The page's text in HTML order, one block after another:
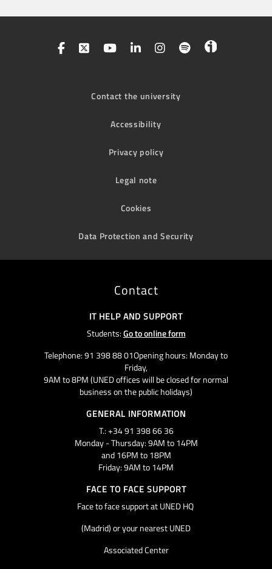
Contact the university
Accessibility
Privacy policy
Legal note
Cookies
Data Protection and Security
Contact
IT HELP AND SUPPORT
Students:Go to online form
Telephone: 91 398 88 01Opening hours: Monday to
Friday,
9AM to 8PM (UNED offices will be closed for normal
business on the public holidays)
GENERAL INFORMATION
T.: +34 91 398 66 36
Monday - Thursday: 9AM to 14PM
and 16PM to 18PM
Friday: 9AM to 14PM
FACE TO FACE SUPPORT
Face to face support at UNED HQ
(Madrid) or your nearest UNED
Associated Center